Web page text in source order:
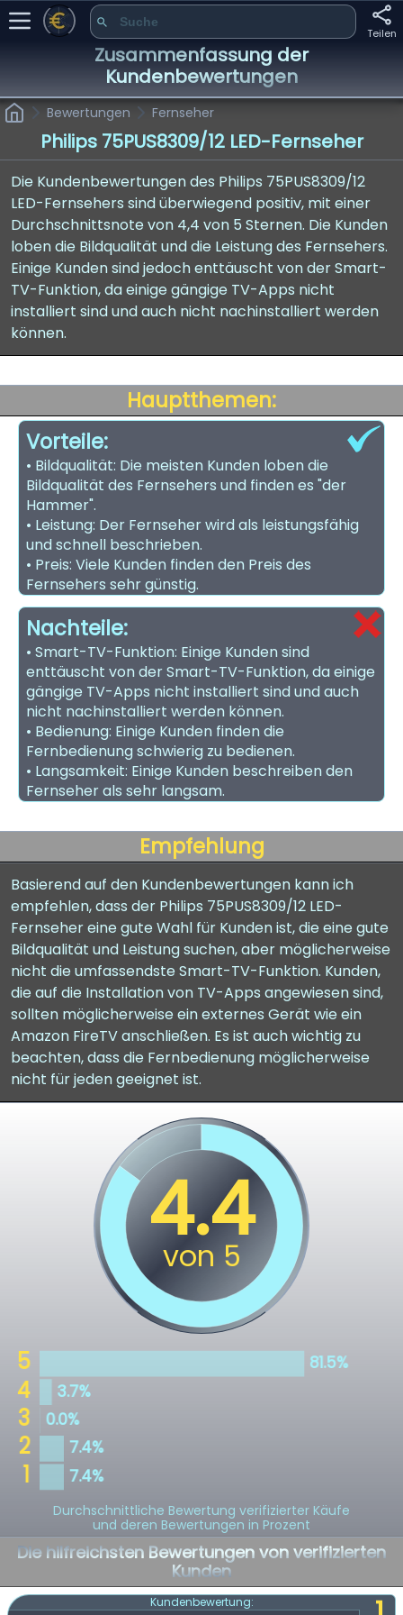
Teilen
Zusammenfassung der
Kundenbewertungen
Bewertungen Fernseher
Philips 75PUS8309/12 LED-Fernseher
Die Kundenbewertungen des Philips 75PUS8309/12
LED-Fernsehers sind überwiegend positiv, mit einer
Durchschnittsnote von 4,4 von 5 Sternen. Die Kunden
loben die Bildqualität und die Leistung des Fernsehers.
Einige Kunden sind jedoch enttäuscht von der Smart-
TV-Funktion, da einige gängige TV-Apps nicht
installiert sind und auch nicht nachinstalliert werden
können.
Hauptthemen:
Vorteile:
• Bildqualität: Die meisten Kunden loben die
Bildqualität des Fernsehers und finden es "der
Hammer".
• Leistung: Der Fernseher wird als leistungsfähig
und schnell beschrieben.
• Preis: Viele Kunden finden den Preis des
Fernsehers sehr günstig.
Nachteile:
• Smart-TV-Funktion: Einige Kunden sind
enttäuscht von der Smart-TV-Funktion, da einige
gängige TV-Apps nicht installiert sind und auch
nicht nachinstalliert werden können.
• Bedienung: Einige Kunden finden die
Fernbedienung schwierig zu bedienen.
• Langsamkeit: Einige Kunden beschreiben den
Fernseher als sehr langsam.
Empfehlung
Basierend auf den Kundenbewertungen kann ich
empfehlen, dass der Philips 75PUS8309/12 LED-
Fernseher eine gute Wahl für Kunden ist, die eine gute
Bildqualität und Leistung suchen, aber möglicherweise
nicht die umfassendste Smart-TV-Funktion. Kunden,
die auf die Installation von TV-Apps angewiesen sind,
sollten möglicherweise ein externes Gerät wie ein
Amazon FireTV anschließen. Es ist auch wichtig zu
beachten, dass die Fernbedienung möglicherweise
nicht für jeden geeignet ist.
Durchschnittliche Bewertung verifizierter Käufe
und deren Bewertungen in Prozent
Die hilfreichsten Bewertungen von verifizierten
Kunden
Kundenbewertung: